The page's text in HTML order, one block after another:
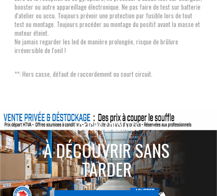
booster ou autre appareillage électronique. Ne pas faire de test sur batterie
d'atelier ou accu. Toujours prévoir une protection par fusible lors de tout
test ou montage. Toujours procéder au montage du positif avant la masse et
moteur éteint.
Ne jamais regarder les led de manière prolongée, risque de brûlure
irréversible de l'oeil !
**: Hors casse, défaut de raccordement ou court circuit.
ACTIONS SPÉCIALES
À DÉCOUVRIR SANS
TARDER